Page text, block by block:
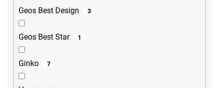
Geos Best Design 3
Geos Best Star 1
Ginko 7